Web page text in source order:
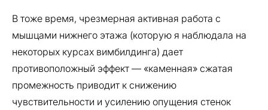
В тоже время, чрезмерная активная работа с
мышцами нижнего этажа (которую я наблюдала на
некоторых курсах вимбилдинга) дает
противоположный эффект — «каменная» сжатая
промежность приводит к снижению
чувствительности и усилению опущения стенок